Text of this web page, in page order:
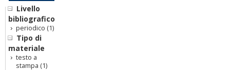
Livello
bibliografico
periodico (1)
Tipo di
materiale
testo a
stampa (1)